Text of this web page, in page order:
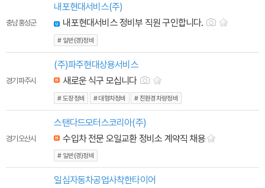
충남 홍성군
내포현대서비스(주)
내포현대서비스 정비부 직원 구인합니다.
# 일반(경)정비
경기 파주시
(주)파주현대상용서비스
새로운 식구 모십니다
# 도장정비 # 대형차정비 # 친환경차량정비
경기 오산시
스탠다드모터스코리아(주)
수입차 전문 오일교환 정비소 계약직 채용
# 일반(경)정비
일심자동차공업사착한타이어